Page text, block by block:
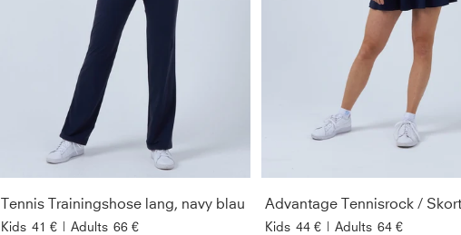
Tennis Trainingshose lang, navy blau
Kids 41 € | Adults 66 € Kids 44 € | Adults 64 €